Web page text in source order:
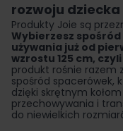
rozwoju dziecka
Produkty Joie są
Wybierzesz
używania już od
wzrostu 125 cm,
produkt rośnie razem
spośród spacerówek,
dzięki skrętnym
przechowywania i
do niewielkich